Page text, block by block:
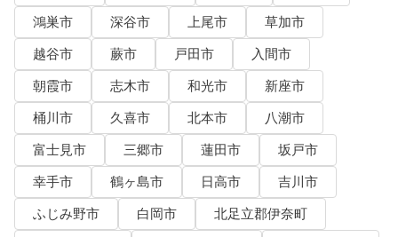
鴻巣市
深谷市 上尾市
草加市
越谷市
蕨市 戸田市
入間市
朝霞市
志木市 和光市
新座市
桶川市
久喜市 北本市
八潮市
富士見市
三郷市 蓮田市
坂戸市
幸手市
鶴ヶ島市 日高市
吉川市
ふじみ野市
白岡市
北足立郡伊奈町